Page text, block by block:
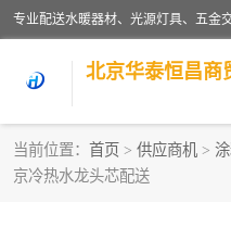
北京华泰恒昌商
当前位置： 首页 > 供应商机 >
京冷热水龙头芯配送
水暖阀门